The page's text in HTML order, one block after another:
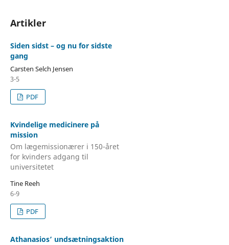
Artikler
Siden sidst – og nu for sidste
gang
Carsten Selch Jensen
3-5
PDF
Kvindelige medicinere på
mission
Om lægemissionærer i 150-året
for kvinders adgang til
universitetet
Tine Reeh
6-9
PDF
Athanasios’ undsætningsaktion